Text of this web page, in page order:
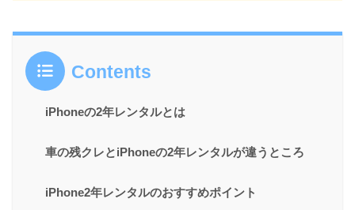
Contents
iPhoneの2年レンタルとは
車の残クレとiPhoneの2年レンタルが違うところ
iPhone2年レンタルのおすすめポイント